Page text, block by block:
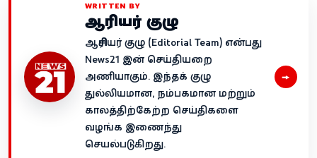
WRITTEN BY
ஆசிரியர் குழு
ஆசிரியர் குழு (Editorial Team) என்பது
News21 இன் செய்தியறை
அணியாகும். இந்தக் குழு
துல்லியமான, நம்பகமான மற்றும்
காலத்திற்கேற்ற செய்திகளை
வழங்க இணைந்து
செயல்படுகிறது.
→